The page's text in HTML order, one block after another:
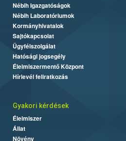
Nébih Igazgatóságok
Nébih Laboratóriumok
Kormányhivatalok
Sajtókapcsolat
Ügyfélszolgálat
Hatósági jogsegély
Élelmiszermentő Központ
Hírlevél feliratkozás
Gyakori kérdések
Élelmiszer
Állat
Növény